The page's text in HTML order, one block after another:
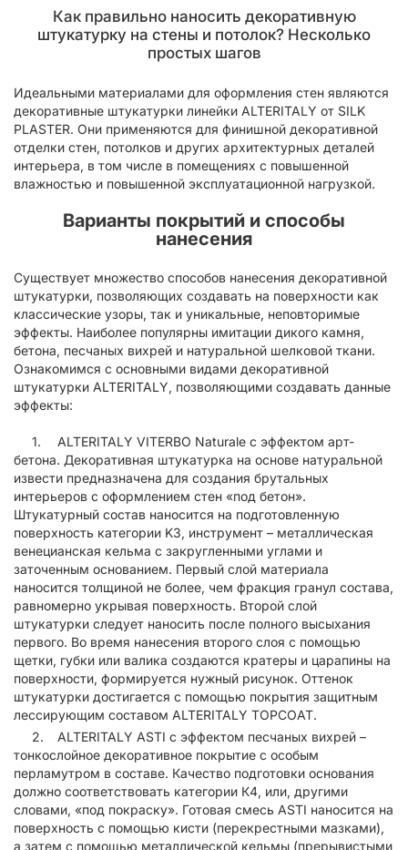
Как правильно наносить декоративную
штукатурку на стены и потолок? Несколько
простых шагов
Идеальными материалами для оформления стен являются
декоративные штукатурки линейки ALTERITALY от SILK
PLASTER. Они применяются для финишной декоративной
отделки стен, потолков и других архитектурных деталей
интерьера, в том числе в помещениях с повышенной
влажностью и повышенной эксплуатационной нагрузкой.
Варианты покрытий и способы
нанесения
Существует множество способов нанесения декоративной
штукатурки, позволяющих создавать на поверхности как
классические узоры, так и уникальные, неповторимые
эффекты. Наиболее популярны имитации дикого камня,
бетона, песчаных вихрей и натуральной шелковой ткани.
Ознакомимся с основными видами декоративной
штукатурки ALTERITALY, позволяющими создавать данные
эффекты:
ALTERITALY VITERBO Naturale с эффектом арт-
бетона. Декоративная штукатурка на основе натуральной
извести предназначена для создания брутальных
интерьеров с оформлением стен «под бетон».
Штукатурный состав наносится на подготовленную
поверхность категории K3, инструмент – металлическая
венецианская кельма с закругленными углами и
заточенным основанием. Первый слой материала
наносится толщиной не более, чем фракция гранул состава,
равномерно укрывая поверхность. Второй слой
штукатурки следует наносить после полного высыхания
первого. Во время нанесения второго слоя с помощью
щетки, губки или валика создаются кратеры и царапины на
поверхности, формируется нужный рисунок. Оттенок
штукатурки достигается с помощью покрытия защитным
лессирующим составом ALTERITALY TOPCOAT.
ALTERITALY ASTI с эффектом песчаных вихрей –
тонкослойное декоративное покрытие с особым
перламутром в составе. Качество подготовки основания
должно соответствовать категории К4, или, другими
словами, «под покраску». Готовая смесь ASTI наносится на
поверхность с помощью кисти (перекрестными мазками),
а затем с помощью металлической кельмы (прерывистыми